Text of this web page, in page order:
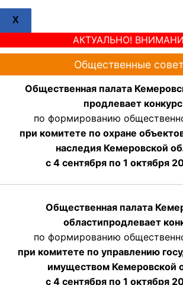
X
АКТУАЛЬНО!
Общественные
Общественная палата
продлевает конкурс
по формированию
при комитете по охране
наследия Кемеровской
с 4 сентября по 1 октября
Общественная палата
областипродлевает
по формированию
при комитете по управлению
имуществом Кемеровской
с 4 сентября по 1 октября